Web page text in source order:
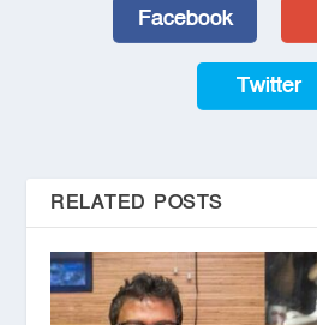
Facebook
Twitter
RELATED POSTS